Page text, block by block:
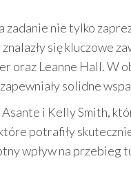
zadanie nie tylko
się kluczowe
oraz Leanne Hall. W
solidne
i Kelly Smith,
potrafiły
wpływ na przebieg